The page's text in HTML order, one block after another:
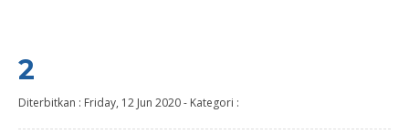
2
Diterbitkan : Friday, 12 Jun 2020- Kategori :